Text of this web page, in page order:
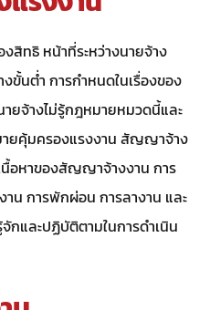
สิทธิ หน้าที่ระหว่างนายจ้าง
ขั้นต่ำ การกำหนดในเรื่องของ
ยจ้างไม่รู้กฎหมายหมวดนี้และ
ยคุ้มครองแรงงาน สัญญาจ้าง
นื้อหาของสัญญาจ้างงาน การ
าน การพักผ่อน การลางาน และ
และปฏิบัติตามในการดำเนิน